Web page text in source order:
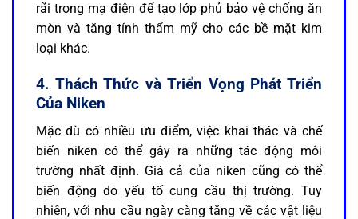
rãi trong mạ điện để tạo lớp phủ bảo vệ chống ăn
mòn và tăng tính thẩm mỹ cho các bề mặt kim
loại khác.
4. Thách Thức và Triển Vọng Phát Triển
Của Niken
Mặc dù có nhiều ưu điểm, việc khai thác và chế
biến niken có thể gây ra những tác động môi
trường nhất định. Giá cả của niken cũng có thể
biến động do yếu tố cung cầu thị trường. Tuy
nhiên, với nhu cầu ngày càng tăng về các vật liệu